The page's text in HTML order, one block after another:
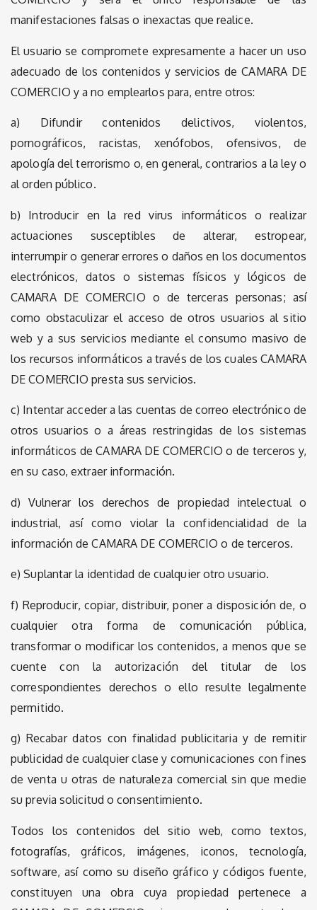
manifestaciones falsas o inexactas que realice.
El usuario se compromete expresamente a hacer un uso
adecuado de los contenidos y servicios de CAMARA DE
COMERCIO y a no emplearlos para, entre otros:
a) Difundir contenidos delictivos, violentos,
pornográficos, racistas, xenófobos, ofensivos, de
apología del terrorismo o, en general, contrarios a la ley o
al orden público.
b) Introducir en la red virus informáticos o realizar
actuaciones susceptibles de alterar, estropear,
interrumpir o generar errores o daños en los documentos
electrónicos, datos o sistemas físicos y lógicos de
CAMARA DE COMERCIO o de terceras personas; así
como obstaculizar el acceso de otros usuarios al sitio
web y a sus servicios mediante el consumo masivo de
los recursos informáticos a través de los cuales CAMARA
DE COMERCIO presta sus servicios.
c) Intentar acceder a las cuentas de correo electrónico de
otros usuarios o a áreas restringidas de los sistemas
informáticos de CAMARA DE COMERCIO o de terceros y,
en su caso, extraer información.
d) Vulnerar los derechos de propiedad intelectual o
industrial, así como violar la confidencialidad de la
información de CAMARA DE COMERCIO o de terceros.
e) Suplantar la identidad de cualquier otro usuario.
f) Reproducir, copiar, distribuir, poner a disposición de, o
cualquier otra forma de comunicación pública,
transformar o modificar los contenidos, a menos que se
cuente con la autorización del titular de los
correspondientes derechos o ello resulte legalmente
permitido.
g) Recabar datos con finalidad publicitaria y de remitir
publicidad de cualquier clase y comunicaciones con fines
de venta u otras de naturaleza comercial sin que medie
su previa solicitud o consentimiento.
Todos los contenidos del sitio web, como textos,
fotografías, gráficos, imágenes, iconos, tecnología,
software, así como su diseño gráfico y códigos fuente,
constituyen una obra cuya propiedad pertenece a